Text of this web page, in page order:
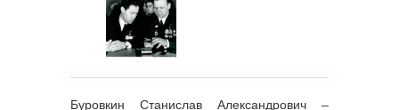
Буровкин Станислав Александрович –